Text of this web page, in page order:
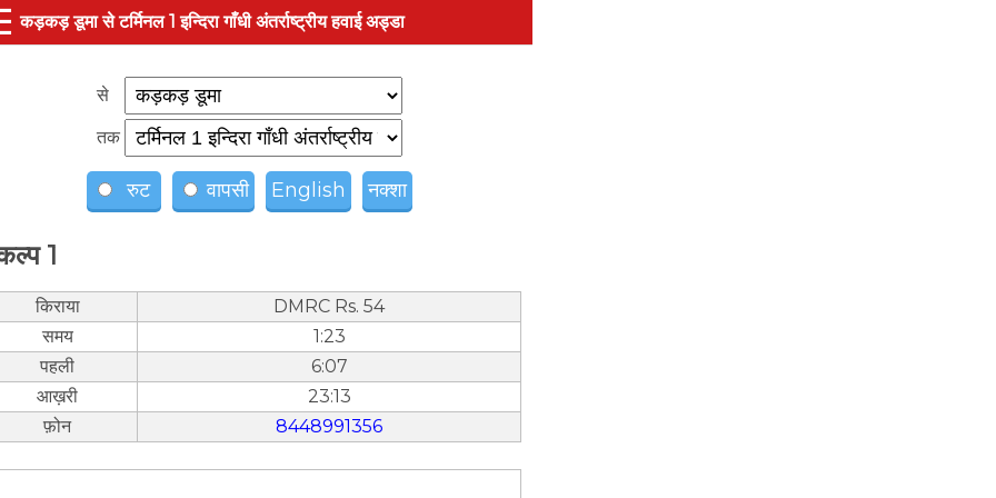
कड़कड़ डूमा से टर्मिनल 1 इन्दिरा गाँधी अंतर्राष्ट्रीय हवाई अड्डा
से
तक
रुट वापसी English नक्शा
1
किराया
DMRC Rs. 54
समय
1:23
पहली
6:07
आख़री
23:13
फ़ोन
8448991356